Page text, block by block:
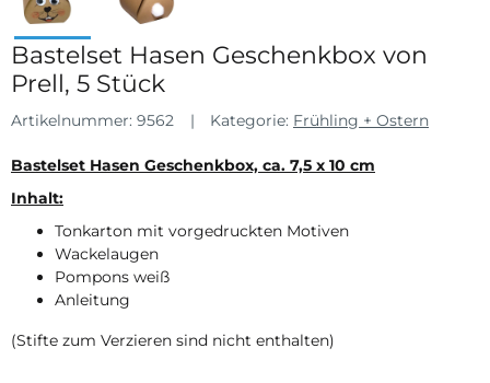
Bastelset Hasen Geschenkbox von
Prell, 5 Stück
Artikelnummer: 9562 Kategorie: Frühling + Ostern
Bastelset Hasen Geschenkbox, ca. 7,5 x 10 cm
Inhalt:
Tonkarton mit vorgedruckten Motiven
Wackelaugen
Pompons weiß
Anleitung
(Stifte zum Verzieren sind nicht enthalten)